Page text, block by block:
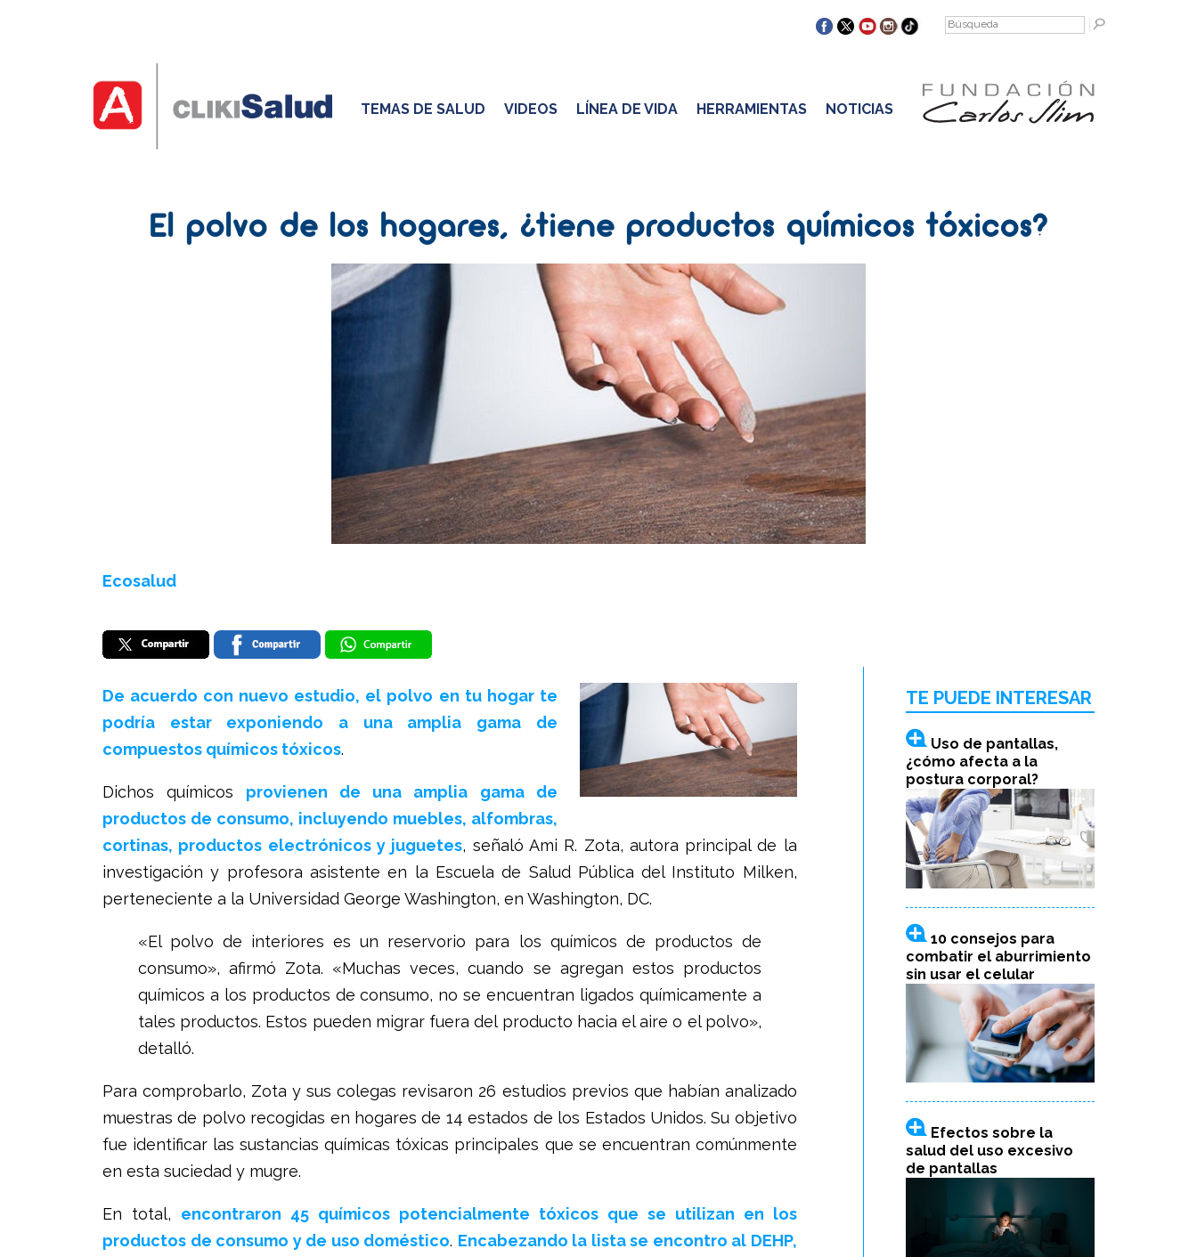
TEMAS DE SALUD VIDEOS LÍNEA DE VIDA HERRAMIENTAS NOTICIAS
El polvo de los hogares, ¿tiene productos químicos tóxicos?
Ecosalud
De acuerdo con nuevo estudio, el polvo en tu hogar te
podría estar exponiendo a una amplia gama de
compuestos químicos tóxicos.
Dichos químicos provienen de una amplia gama de
productos de consumo, incluyendo muebles, alfombras,
cortinas, productos electrónicos y juguetes, señaló Ami R. Zota, autora principal de la
investigación y profesora asistente en la Escuela de Salud Pública del Instituto Milken,
perteneciente a la Universidad George Washington, en Washington, DC.
«El polvo de interiores es un reservorio para los químicos de productos de
consumo», afirmó Zota. «Muchas veces, cuando se agregan estos productos
químicos a los productos de consumo, no se encuentran ligados químicamente a
tales productos. Estos pueden migrar fuera del producto hacia el aire o el polvo»,
detalló.
Para comprobarlo, Zota y sus colegas revisaron 26 estudios previos que habían analizado
muestras de polvo recogidas en hogares de 14 estados de los Estados Unidos. Su objetivo
fue identificar las sustancias químicas tóxicas principales que se encuentran comúnmente
en esta suciedad y mugre.
En total, encontraron 45 químicos potencialmente tóxicos que se utilizan en los
productos de consumo y de uso doméstico. Encabezando la lista se encontro al DEHP,
TE PUEDE INTERESAR
Uso de pantallas,
¿cómo afecta a la
postura corporal?
10 consejos para
combatir el aburrimiento
sin usar el celular
Efectos sobre la
salud del uso excesivo
de pantallas